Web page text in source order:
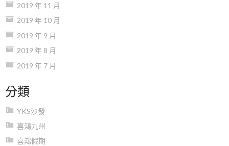
2019 年 11 月
2019 年 10 月
2019 年 9 月
2019 年 8 月
2019 年 7 月
分類
YKS沙發
喜鴻九州
喜鴻假期